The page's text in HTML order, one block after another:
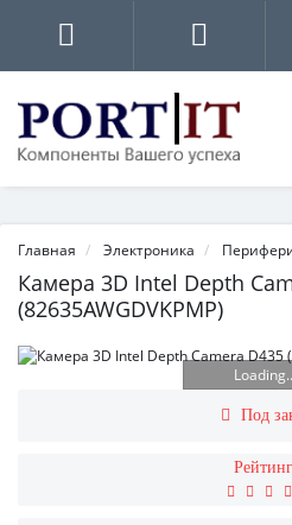
Главная Электроника
Камера 3D Intel Depth
(82635AWGDVKPMP)
Под